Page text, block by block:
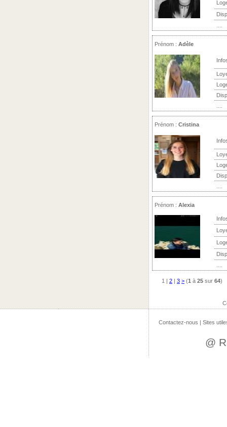
Prénom : Adèle
Prénom : Cristina
Prénom : Alexia
1 | 2 | 3 > (1 à 25 sur 64)
Contactez-nous | Sites
@